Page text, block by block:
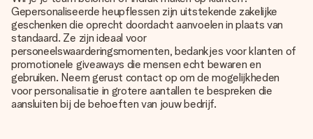
Gepersonaliseerde heupflessen zijn uitstekende zakelijke
geschenken die oprecht doordacht aanvoelen in plaats van
standaard. Ze zijn ideaal voor
personeelswaarderingsmomenten, bedankjes voor klanten of
promotionele giveaways die mensen echt bewaren en
gebruiken. Neem gerust contact op om de mogelijkheden
voor personalisatie in grotere aantallen te bespreken die
aansluiten bij de behoeften van jouw bedrijf.